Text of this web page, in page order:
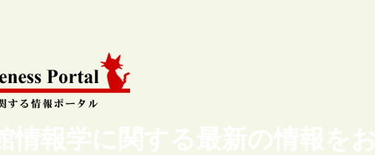
情報学に関する最新の情報を